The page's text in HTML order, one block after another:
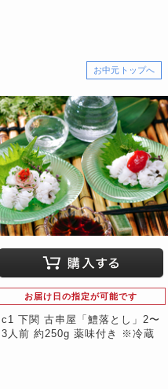
お中元トップへ
お届け日の指定が可能です
c1 下関 古串屋「鱧落とし」2〜
3人前 約250g 薬味付き ※冷蔵